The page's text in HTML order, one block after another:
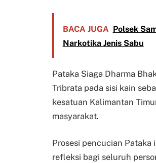
BACA JUGA Polsek
Narkotika Jenis Sabu
Pataka Siaga Dharma
Tribrata pada sisi kain
kesatuan Kalimantan
masyarakat.
Prosesi pencucian
refleksi bagi seluruh